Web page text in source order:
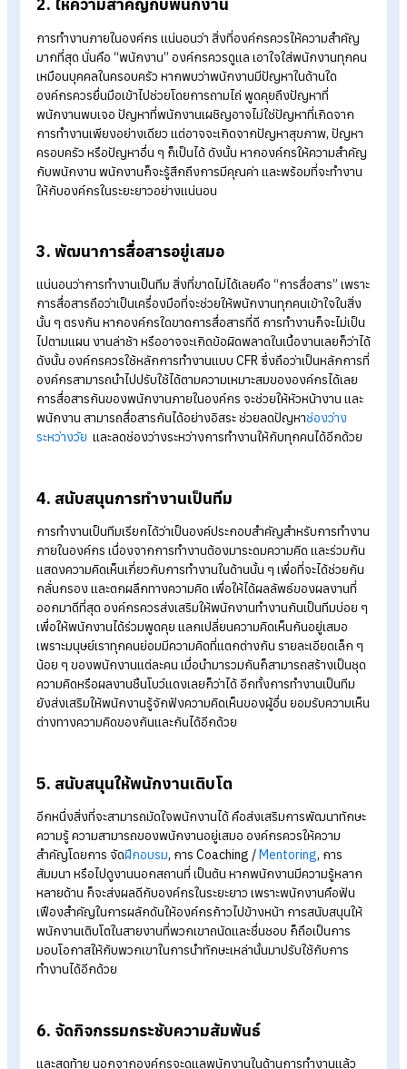
1. สื่อสารค่านิยมองค์กร
ความเชื่อขององค์กร มุ่งเน้นถึงเป้าหมายหลักที่องค์กรต้องการ
องค์กรควรสื่อสารเรื่องค่านิยมองค์กรให้พนักงานทราบ และเข้าใจ
ตรงกัน จะได้สร้างเป็นบรรทัดฐานในการกำหนดพฤติกรรมของ
พนักงานภายในองค์กร ถือเป็นการเน้นย้ำให้พนักงานทำงานร่วมกั
แบบทีม สามัคคี และมองเป้าหมายขององค์กรไปในทิศทางเดียวกัน
2. ให้ความสำคัญกับพนักงาน
การทำงานภายในองค์กร แน่นอนว่า สิ่งที่องค์กรควรให้ความสำคั
เหมือนบุคคลในครอบครัว หากพบว่าพนักงานมีปัญหาในด้านใด
พนักงานพบเจอ ปัญหาที่พนักงานเผชิญอาจไม่ใช่ปัญหาที่เกิดจาก
การทำงานเพียงอย่างเดียว แต่อาจจะเกิดจากปัญหาสุขภาพ, ปัญ
ครอบครัว หรือปัญหาอื่น ๆ ก็เป็นได้ ดังนั้น หากองค์กรให้ความสำ
กับพนักงาน พนักงานก็จะรู้สึกถึงการมีคุณค่า และพร้อมที่จะทำง
ให้กับองค์กรในระยะยาวอย่างแน่นอน
3. พัฒนาการสื่อสารอยู่เสมอ
แน่นอนว่าการทำงานเป็นทีม สิ่งที่ขาดไม่ได้เลยคือ “การสื่อสาร” เพ
นั้น ๆ ตรงกัน หากองค์กรใดขาดการสื่อสารที่ดี การทำงานก็จะไม่เ
ไปตามแผน งานล่าช้า หรืออาจจะเกิดข้อผิดพลาดในเนื้องานเลยก็ว่
ดังนั้น องค์กรควรใช้หลักการทำงานแบบ CFR ซึ่งถือว่าเป็นหลักก
องค์กรสามารถนำไปปรับใช้ได้ตามความเหมาะสมขององค์กรได้เล
การสื่อสารกันของพนักงานภายในองค์กร จะช่วยให้หัวหน้างาน แ
พนักงาน สามารถสื่อสารกันได้อย่างอิสระ ช่วยลดปัญหาช่องว่าง
ระหว่างวัย และลดช่องว่างระหว่างการทำงานให้กับทุกคนได้อีกด้
4. สนับสนุนการทำงานเป็นทีม
ภายในองค์กร เนื่องจากการทำงานต้องมาระดมความคิด และร่วม
แสดงความคิดเห็นเกี่ยวกับการทำงานในด้านนั้น ๆ เพื่อที่จะได้ช่วย